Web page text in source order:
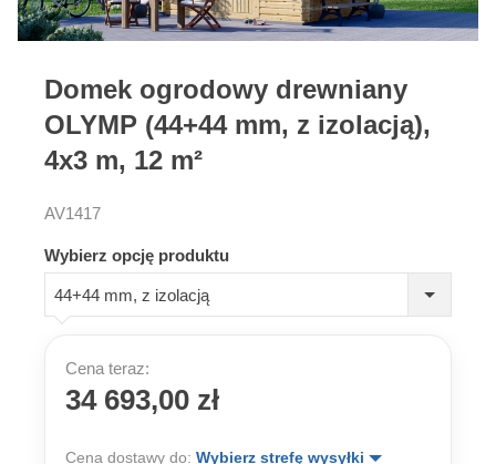
Domek ogrodowy drewniany
OLYMP (44+44 mm, z izolacją),
4x3 m, 12 m²
AV1417
Wybierz opcję produktu
44+44 mm, z izolacją
Cena teraz:
34 693,00 zł
Cena dostawy do: Wybierz strefę wysyłki